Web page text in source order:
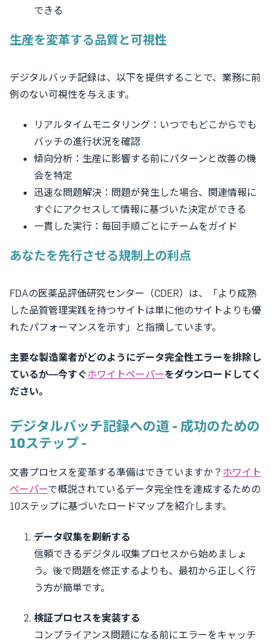
できる
生産を変革する品質と可視性
デジタルバッチ記録は、以下を提供することで、業務に前
例のない可視性を与えます。
リアルタイムモニタリング：いつでもどこからでも
バッチの進行状況を確認
傾向分析：生産に影響する前にパターンと改善の機
会を特定
迅速な問題解決：問題が発生した場合、関連情報に
すぐにアクセスして情報に基づいた決定ができる
一貫した実行：毎回手順ごとにチームをガイド
あなたを先行させる規制上の利点
FDAの医薬品評価研究センター（CDER）は、「より成熟
した品質管理実践を持つサイトは単に他のサイトよりも優
れたパフォーマンスを示す」と指摘しています。
主要な製造業者がどのようにデータ完全性エラーを排除し
ているか—今すぐホワイトペーパーをダウンロードしてく
ださい。
デジタルバッチ記録への道 - 成功のための
10ステップ -
文書プロセスを変革する準備はできていますか？ ホワイト
ペーパーで概説されているデータ完全性を達成するための
10ステップに基づいたロードマップを紹介します。
データ収集を刷新する
信頼できるデジタル収集プロセスから始めましょ
う。後で問題を修正するよりも、最初から正しく行
う方が簡単です。
検証プロセスを実装する
コンプライアンス問題になる前にエラーをキャッチ